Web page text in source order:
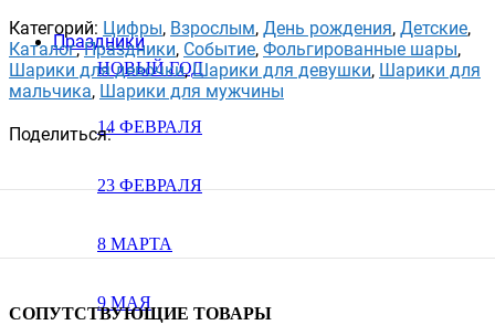
Праздники
НОВЫЙ ГОД
14 ФЕВРАЛЯ
23 ФЕВРАЛЯ
8 МАРТА
9 МАЯ
Категорий: Цифры, Взрослым, День рождения, Детские,
Каталог, Праздники, Событие, Фольгированные шары,
Шарики для девочки, Шарики для девушки, Шарики для
мальчика, Шарики для мужчины
Поделиться:
СОПУТСТВУЮЩИЕ ТОВАРЫ